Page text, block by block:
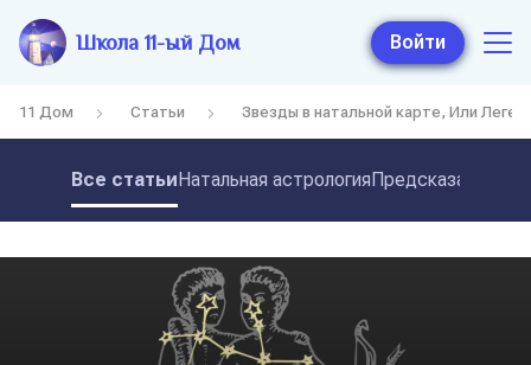
Школа 11-ый Дом Войти
11 Дом Статьи Звезды в натальной карте, Или
Все статьиНатальная астрология